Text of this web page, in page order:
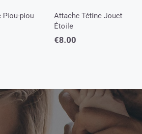
Piou-piou
Attache Tétine Jouet
Étoile
€8.00